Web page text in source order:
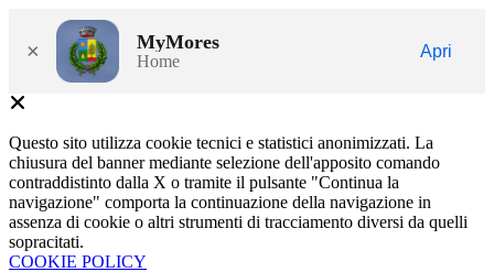
× MyMores
Home
Apri
Questo sito utilizza cookie tecnici e statistici anonimizzati. La
chiusura del banner mediante selezione dell'apposito comando
contraddistinto dalla X o tramite il pulsante "Continua la
navigazione" comporta la continuazione della navigazione in
assenza di cookie o altri strumenti di tracciamento diversi da quelli
sopracitati.
COOKIE POLICY